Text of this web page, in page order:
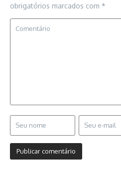
obrigatórios marcados com *